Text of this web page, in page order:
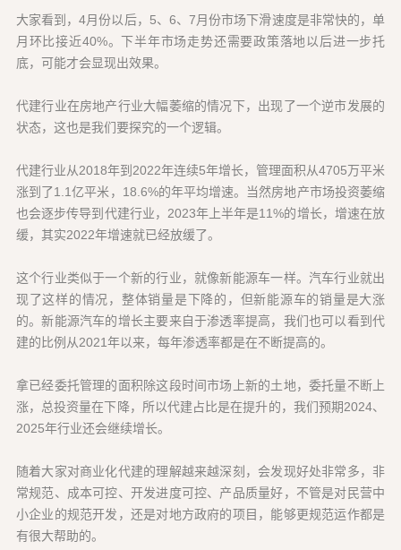
大家看到，4月份以后，5、6、7月份市场下滑速度是非常快的，单
月环比接近40%。下半年市场走势还需要政策落地以后进一步托
底，可能才会显现出效果。
代建行业在房地产行业大幅萎缩的情况下，出现了一个逆市发展的
状态，这也是我们要探究的一个逻辑。
代建行业从2018年到2022年连续5年增长，管理面积从4705万平米
涨到了1.1亿平米，18.6%的年平均增速。当然房地产市场投资萎缩
也会逐步传导到代建行业，2023年上半年是11%的增长，增速在放
缓，其实2022年增速就已经放缓了。
这个行业类似于一个新的行业，就像新能源车一样。汽车行业就出
现了这样的情况，整体销量是下降的，但新能源车的销量是大涨
的。新能源汽车的增长主要来自于渗透率提高，我们也可以看到代
建的比例从2021年以来，每年渗透率都是在不断提高的。
拿已经委托管理的面积除这段时间市场上新的土地，委托量不断上
涨，总投资量在下降，所以代建占比是在提升的，我们预期2024、
2025年行业还会继续增长。
随着大家对商业化代建的理解越来越深刻，会发现好处非常多，非
常规范、成本可控、开发进度可控、产品质量好，不管是对民营中
小企业的规范开发，还是对地方政府的项目，能够更规范运作都是
有很大帮助的。